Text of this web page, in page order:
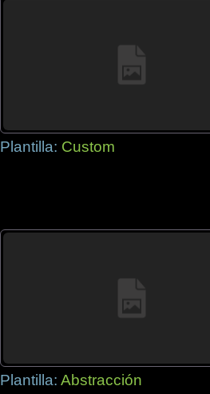
Plantilla: Custom
Plantilla: Abstracción